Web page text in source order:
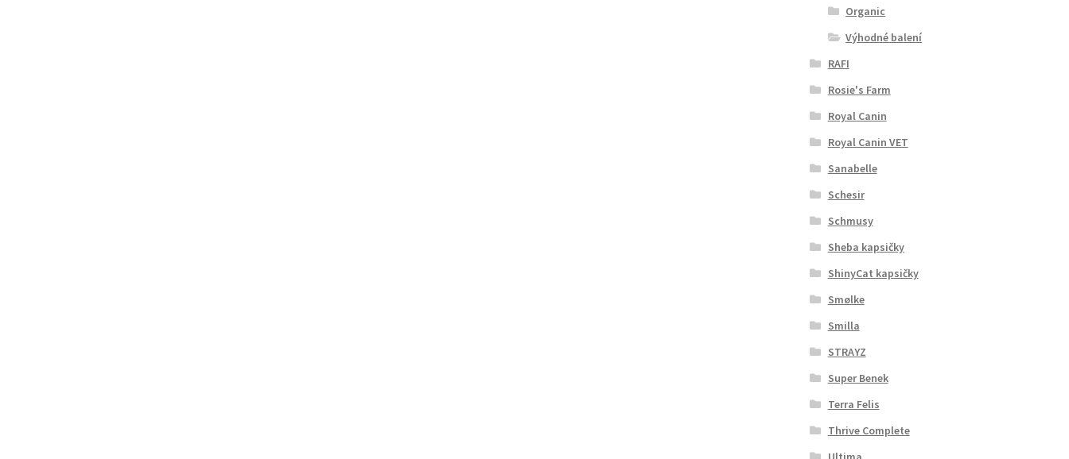
Organic
Výhodné balení
RAFI
Rosie's Farm
Royal Canin
Royal Canin VET
Sanabelle
Schesir
Schmusy
Sheba kapsičky
ShinyCat kapsičky
Smølke
Smilla
STRAYZ
Super Benek
Terra Felis
Thrive Complete